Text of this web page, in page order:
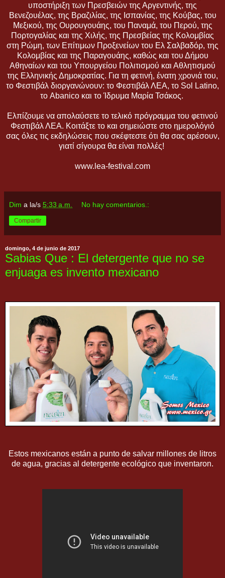
υποστήριξη των Πρεσβειών της Αργεντινής, της
Βενεζουέλας, της Βραζιλίας, της Ισπανίας, της Κούβας, του
Μεξικού, της Ουρουγουάης, του Παναμά, του Περού, της
Πορτογαλίας και της Χιλής, της Πρεσβείας της Κολομβίας
στη Ρώμη, των Επίτιμων Προξενείων του Ελ Σαλβαδόρ, της
Κολομβίας και της Παραγουάης, καθώς και του Δήμου
Αθηναίων και του Υπουργείου Πολιτισμού και Αθλητισμού
της Ελληνικής Δημοκρατίας. Για τη φετινή, ένατη χρονιά του,
το Φεστιβάλ διοργανώνουν: το Φεστιβάλ ΛΕΑ, το Sol Latino,
το Abanico και το Ίδρυμα Μαρία Τσάκος.
Ελπίζουμε να απολαύσετε το τελικό πρόγραμμα του φετινού
Φεστιβάλ ΛΕΑ. Κοιτάξτε το και σημειώστε στο ημερολόγιό
σας όλες τις εκδηλώσεις που σκέφτεστε ότι θα σας αρέσουν,
γιατί σίγουρα θα είναι πολλές!
www.lea-festival.com
Dim a la/s 5:33 a.m. No hay comentarios.:
Compartir
domingo, 4 de junio de 2017
Sabias Que : El detergente que no se
enjuaga es invento mexicano
Estos mexicanos están a punto de salvar millones de litros
de agua, gracias al detergente ecológico que inventaron.